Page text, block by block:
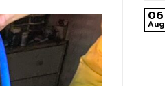
06
Aug